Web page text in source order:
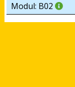
Modul: B02